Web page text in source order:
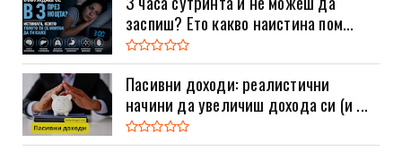
заспиш? Ето какво наистина пом...
Пасивни доходи: реалистични
начини да увеличиш дохода си (и ...